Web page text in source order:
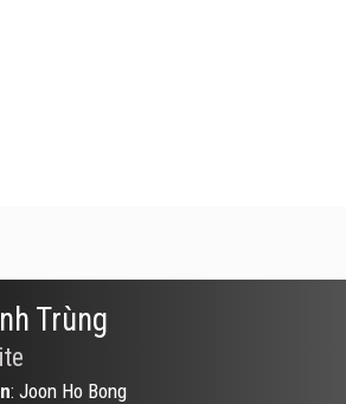
Trùng
: Joon Ho Bong